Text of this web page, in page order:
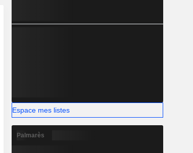
Espace mes listes
Palmarès